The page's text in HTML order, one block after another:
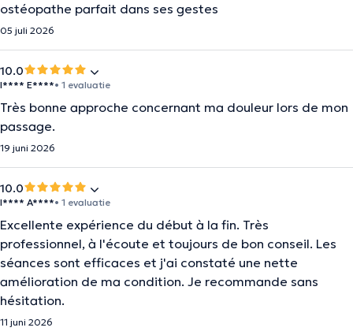
ostéopathe parfait dans ses gestes
05 juli 2026
10.0
I**** E****• 1 evaluatie
Très bonne approche concernant ma douleur lors de mon
passage.
19 juni 2026
10.0
I**** A****• 1 evaluatie
Excellente expérience du début à la fin. Très
professionnel, à l'écoute et toujours de bon conseil. Les
séances sont efficaces et j'ai constaté une nette
amélioration de ma condition. Je recommande sans
hésitation.
11 juni 2026